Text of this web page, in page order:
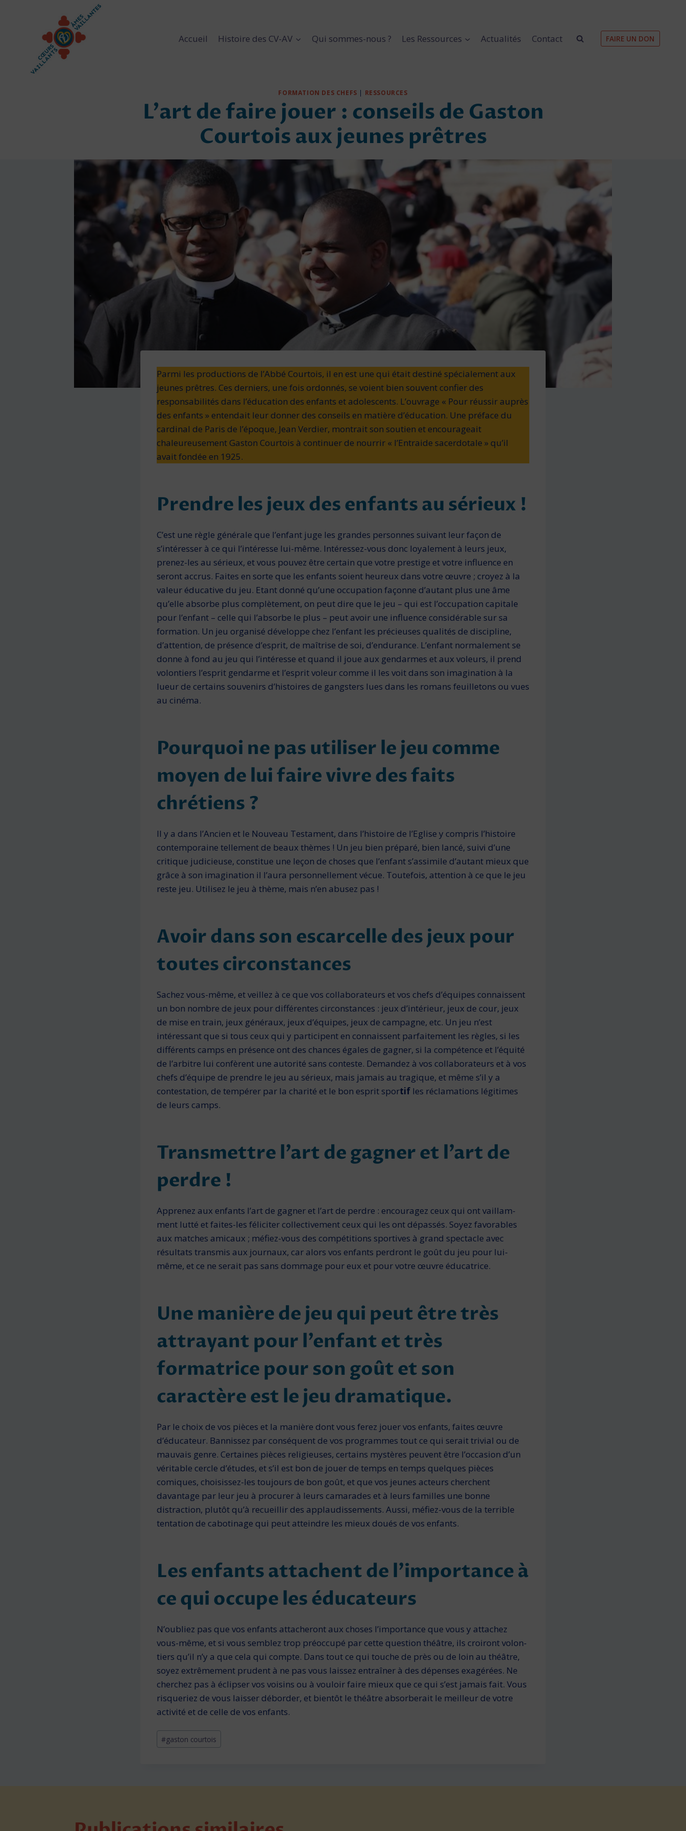
Accueil Histoire des CV-AV Qui sommes-nous ? Les Ressources Actualités Contact FAIRE UN DON
FORMATION DES CHEFS | RESSOURCES
L’art de faire jouer : conseils de Gaston
Courtois aux jeunes prêtres
Parmi les productions de l’Abbé Courtois, il en est une qui était destiné spécialement aux
jeunes prêtres. Ces derniers, une fois ordonnés, se voient bien souvent confier des
responsabilités dans l’éducation des enfants et adolescents. L’ouvrage « Pour réussir auprès
des enfants » entendait leur donner des conseils en matière d’éducation. Une préface du
cardinal de Paris de l’époque, Jean Verdier, montrait son soutien et encourageait
chaleureusement Gaston Courtois à continuer de nourrir « l’Entraide sacerdotale » qu’il
avait fondée en 1925.
Prendre les jeux des enfants au sérieux !
C’est une règle générale que l’enfant juge les grandes personnes suivant leur façon de
s’intéresser à ce qui l’intéresse lui-même. Intéressez-­vous donc loyalement à leurs jeux,
prenez-les au sérieux, et vous pouvez être certain que votre prestige et votre influence en
seront accrus. Faites en sorte que les enfants soient heureux dans votre œuvre ; croyez à la
valeur éducative du jeu. Etant donné qu’une occupation façonne d’autant plus une âme
qu’elle absorbe plus complètement, on peut dire que le jeu – qui est l’occupation capitale
pour l’enfant – celle qui l’absorbe le plus – peut avoir une influence considérable sur sa
formation. Un jeu organisé développe chez l’enfant les précieuses qualités de discipline,
d’attention, de présence d’esprit, de maîtrise de soi, d’en­durance. L’enfant normalement se
donne à fond au jeu qui l’intéresse et quand il joue aux gendar­mes et aux voleurs, il prend
volontiers l’esprit gendarme et l’esprit voleur comme il les voit dans son imagination à la
lueur de certains sou­venirs d’histoires de gangsters lues dans les ro­mans feuilletons ou vues
au cinéma.
Pourquoi ne pas utiliser le jeu comme
moyen de lui faire vivre des faits
chrétiens ?
Il y a dans l’Ancien et le Nouveau Testament, dans l’histoire de l’Eglise y compris l’histoire
con­temporaine tellement de beaux thèmes ! Un jeu bien préparé, bien lancé, suivi d’une
critique judicieuse, constitue une leçon de cho­ses que l’enfant s’assimile d’autant mieux que
grâce à son imagination il l’aura personnelle­ment vécue. Toutefois, attention à ce que le jeu
reste jeu. Utilisez le jeu à thème, mais n’en abusez pas !
Avoir dans son escarcelle des jeux pour
toutes circonstances
Sachez vous-même, et veillez à ce que vos collaborateurs et vos chefs d’équipes connais­sent
un bon nombre de jeux pour différentes circonstances : jeux d’intérieur, jeux de cour, jeux
de mise en train, jeux généraux, jeux d’équipes, jeux de campagne, etc. Un jeu n’est
intéressant que si tous ceux qui y participent en connaissent parfaitement les règles, si les
différents camps en présence ont des chances égales de gagner, si la compé­tence et l’équité
de l’arbitre lui confèrent une autorité sans conteste. Demandez à vos collaborateurs et à vos
chefs d’équipe de prendre le jeu au sérieux, mais ja­mais au tragique, et même s’il y a
contestation, de tempérer par la charité et le bon esprit spor­tif les réclamations légitimes
de leurs camps.
Transmettre l’art de gagner et l’art de
perdre !
Apprenez aux enfants l’art de gagner et l’art de perdre : encouragez ceux qui ont vaillam­
ment lutté et faites-les féliciter collectivement ceux qui les ont dépassés. Soyez favorables
aux matches amicaux ; mé­fiez-vous des compétitions sportives à grand spectacle avec
résultats transmis aux journaux, car alors vos enfants perdront le goût du jeu pour lui-
même, et ce ne serait pas sans dom­mage pour eux et pour votre œuvre éducatrice.
Une manière de jeu qui peut être très
at­trayant pour l’enfant et très
formatrice pour son goût et son
caractère est le jeu dramatique.
Par le choix de vos pièces et la manière dont vous ferez jouer vos enfants, faites œuvre
d’éducateur. Bannissez par conséquent de vos program­mes tout ce qui serait trivial ou de
mauvais genre. Certaines pièces religieuses, certains mystères peuvent être l’occasion d’un
vérita­ble cercle d’études, et s’il est bon de jouer de temps en temps quelques pièces
comiques, choisissez-les toujours de bon goût, et que vos jeunes acteurs cherchent
davantage par leur jeu à procurer à leurs camarades et à leurs familles une bonne
distraction, plutôt qu’à recueillir des applaudissements. Aussi, méfiez-vous de la terrible
tentation de cabo­tinage qui peut atteindre les mieux doués de vos enfants.
Les enfants attachent de l’importance à
ce qui occupe les éducateurs
N’oubliez pas que vos enfants attacheront aux choses l’importance que vous y attachez
vous-même, et si vous semblez trop préoccupé par cette question théâtre, ils croiront volon­
tiers qu’il n’y a que cela qui compte. Dans tout ce qui touche de près ou de loin au théâtre,
soyez extrêmement prudent à ne pas vous laissez entraîner à des dépenses exagé­rées. Ne
cherchez pas à éclipser vos voisins ou à vouloir faire mieux que ce qui s’est jamais fait. Vous
risqueriez de vous laisser déborder, et bientôt le théâtre absorberait le meilleur de votre
activité et de celle de vos enfants.
Étiquettes
de
#gaston courtois